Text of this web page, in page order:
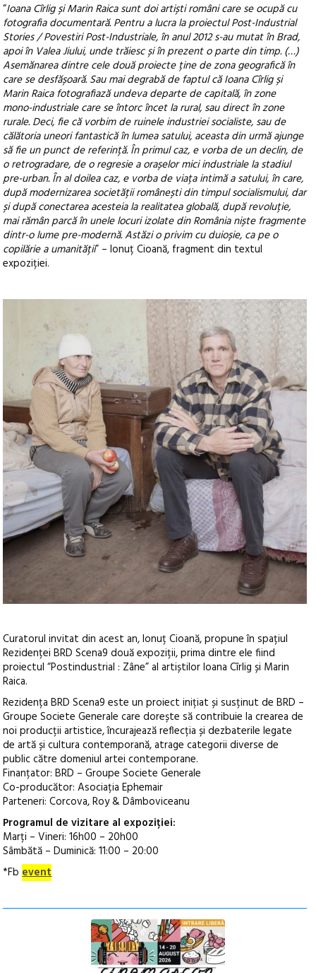
“Ioana Cîrlig și Marin Raica sunt doi artiști români care se ocupă cu
fotografia documentară. Pentru a lucra la proiectul Post-Industrial
Stories / Povestiri Post-Industriale, în anul 2012 s-au mutat în Brad,
apoi în Valea Jiului, unde trăiesc și în prezent o parte din timp. (…)
Asemănarea dintre cele două proiecte ține de zona geografică în
care se desfășoară. Sau mai degrabă de faptul că Ioana Cîrlig și
Marin Raica fotografiază undeva departe de capitală, în zone
mono-industriale care se întorc încet la rural, sau direct în zone
rurale. Deci, fie că vorbim de ruinele industriei socialiste, sau de
călătoria uneori fantastică în lumea satului, aceasta din urmă ajunge
să fie un punct de referință. În primul caz, e vorba de un declin, de
o retrogradare, de o regresie a orașelor mici industriale la stadiul
pre-urban. În al doilea caz, e vorba de viața intimă a satului, în care,
după modernizarea societății românești din timpul socialismului, dar
și după conectarea acesteia la realitatea globală, după revoluție,
mai rămân parcă în unele locuri izolate din România niște fragmente
dintr-o lume pre-modernă. Astăzi o privim cu duioșie, ca pe o
copilărie a umanității” – Ionuț Cioană, fragment din textul
expoziției.
Curatorul invitat din acest an, Ionuț Cioană, propune în spațiul
Rezidenței BRD Scena9 două expoziții, prima dintre ele fiind
proiectul “Postindustrial : Zâne” al artiștilor Ioana Cîrlig și Marin
Raica.
Rezidența BRD Scena9 este un proiect inițiat și susținut de BRD –
Groupe Societe Generale care dorește să contribuie la crearea de
noi producții artistice, încurajează reflecția și dezbaterile legate
de artă și cultura contemporană, atrage categorii diverse de
public către domeniul artei contemporane.
Finanțator: BRD – Groupe Societe Generale
Co-producător: Asociația Ephemair
Parteneri: Corcova, Roy & Dâmboviceanu
Programul de vizitare al expoziției:
Marți – Vineri: 16h00 – 20h00
Sâmbătă – Duminică: 11:00 – 20:00
*Fbevent